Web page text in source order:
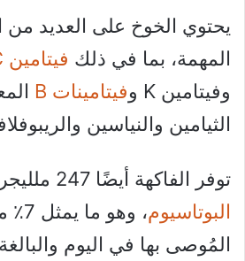
يحتوي الخوخ على العديد من
المهمة، بما في ذلك فيتامين C
وفيتامين K و
فيتامينات B
الثيامين والنياسين
توفر الفاكهة أيضًا 247 ملليجرامًا من
البوتاسيوم
،
المُوصى بها في اليوم والبالغة 4700 ملليجرام.